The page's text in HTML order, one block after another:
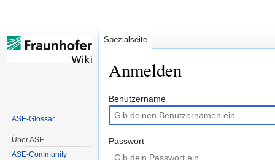
Anmelden
Zur
Navigation
springen
Zur
Suche
springen
Benutzername
Passwort
Spezialseite
ASE-Glossar
Über ASE
ASE-Community